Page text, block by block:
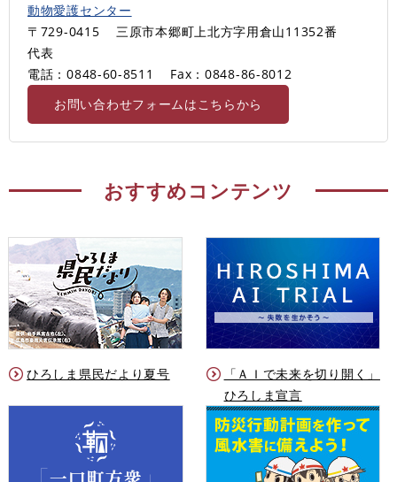
動物愛護センター
〒729-0415
三原市本郷町上北方字用倉山11352番
代表
電話：0848-60-8511
Fax：0848-86-8012
お問い合わせフォームはこちらから
おすすめコンテンツ
ひろしま県民だより夏号
「ＡＩで未来を切り開く」
ひろしま宣言